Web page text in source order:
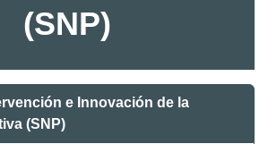
(SNP)
e Innovación de la
(SNP)